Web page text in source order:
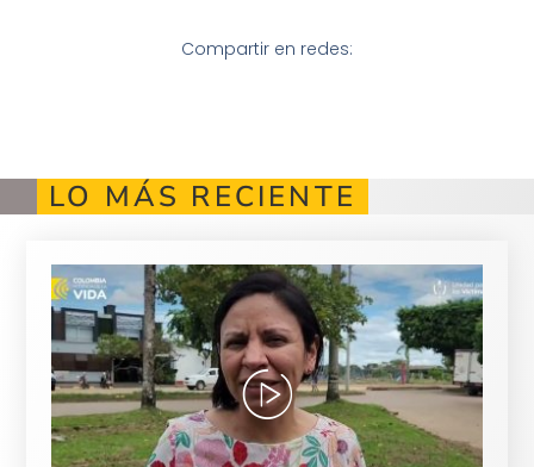
Compartir en redes:
LO MÁS RECIENTE